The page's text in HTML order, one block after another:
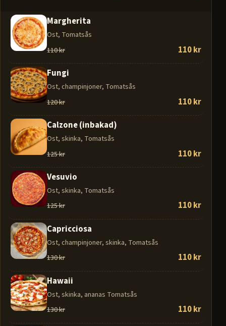
Margherita
Ost, Tomatsås
110 kr
110 kr
Fungi
Ost, champinjoner, Tomatsås
120 kr
110 kr
Calzone (inbakad)
Ost, skinka, Tomatsås
125 kr
110 kr
Vesuvio
Ost, skinka, Tomatsås
125 kr
110 kr
Capricciosa
Ost, champinjoner, skinka, Tomatsås
130 kr
110 kr
Hawaii
Ost, skinka, ananas Tomatsås
130 kr
110 kr